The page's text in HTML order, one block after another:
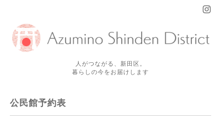
人がつながる、新田区。
暮らしの今をお届けします
公民館予約表